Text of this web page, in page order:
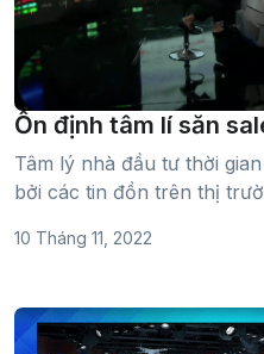
Ổn định tâm lí săn
Tâm lý nhà đầu tư thời
bởi các tin đồn trên thị
10 Tháng 11, 2022